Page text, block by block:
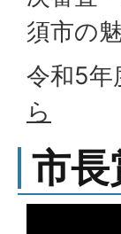
須市の
令和5年
ら
市長